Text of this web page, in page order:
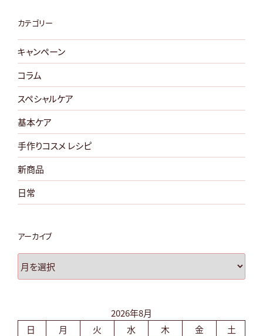
カテゴリー
キャンペーン
コラム
スペシャルケア
基本ケア
手作りコスメ レシピ
新商品
日常
アーカイブ
ー
2026年8月
日
月 火 水 木 金
土